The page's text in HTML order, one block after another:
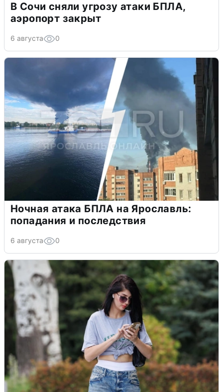
В Сочи сняли угрозу атаки БПЛА,
аэропорт закрыт
6 августа 0
Ночная атака БПЛА на Ярославль:
попадания и последствия
6 августа 0